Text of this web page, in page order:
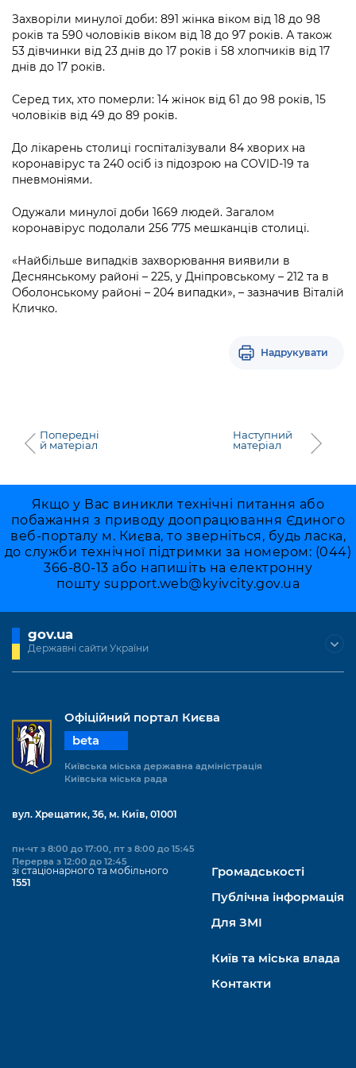
Kyiv International Relations
Річні звіти
Гендерна політика
Київська міська військова адміністрація
Портал Захисників та Захисниць
Безбар'єрність
Міський застосунок Київ Цифровий
Важливе під час воєнного стану
Уряд» – місцевий рівень»
Важливе під час воєнного стану
Про відкриті дані
Портал даних Києва
Захворіли минулої доби: 891 жінка віком від 18 до 98
років та 590 чоловіків віком від 18 до 97 років. А також
53 дівчинки від 23 днів до 17 років і 58 хлопчиків від 17
днів до 17 років.
Серед тих, хто померли: 14 жінок від 61 до 98 років, 15
чоловіків від 49 до 89 років.
До лікарень столиці госпіталізували 84 хворих на
коронавірус та 240 осіб із підозрою на COVID-19 та
пневмоніями.
Одужали минулої доби 1669 людей. Загалом
коронавірус подолали 256 775 мешканців столиці.
«Найбільше випадків захворювання виявили в
Деснянському районі – 225, у Дніпровському – 212 та в
Оболонському районі – 204 випадки», – зазначив Віталій
Кличко.
Надрукувати
Попередні
й матеріал
Наступний
матеріал
Якщо у Вас виникли технічні питання або
побажання з приводу доопрацювання Єдиного
веб-порталу м. Києва, то зверніться, будь ласка,
до служби технічної підтримки за номером: (044)
366-80-13 або напишіть на електронну
пошту support.web@kyivcity.gov.ua
gov.ua
Державні сайти України
Офіційний портал Києва
beta
Київська міська державна адміністрація
Київська міська рада
вул. Хрещатик, 36, м. Київ, 01001
пн-чт з 8:00 до 17:00, пт з 8:00 до 15:45
Перерва з 12:00 до 12:45
зі стаціонарного та мобільного
1551
Громадськості
Публічна інформація
Для ЗМІ
Київ та міська влада
Контакти